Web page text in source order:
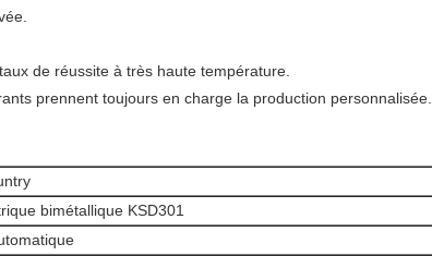
de réussite à très haute température.
prennent toujours en charge la production personnalisée.
bimétallique KSD301